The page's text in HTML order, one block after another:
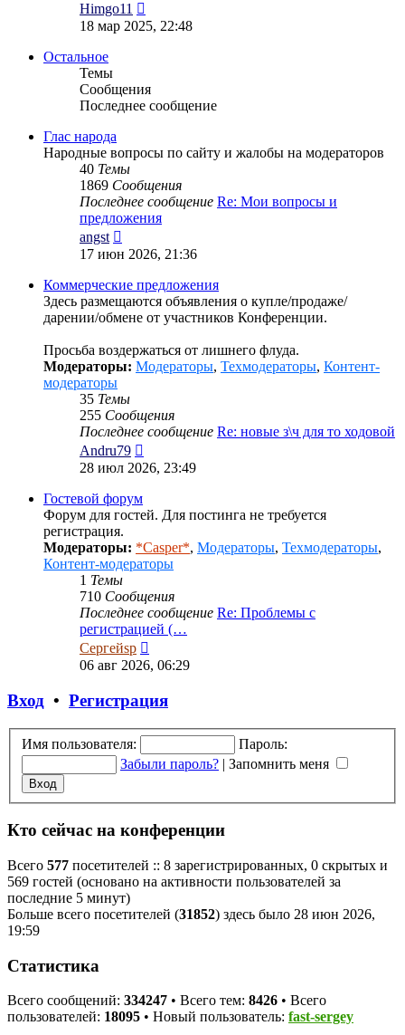
Himgo11
к
18 мар 2025, 22:48
Остальное
Темы
Сообщения
Последнее сообщение
Глас народа
Народные вопросы по сайту и жалобы на модераторов
40 Темы
1869 Сообщения
Последнее сообщение Re: Мои вопросы и
предложения
angst
к
сообщению
17 июн 2026, 21:36
Коммерческие предложения
Здесь размещаются объявления о купле/продаже/
дарении/обмене от участников Конференции.
Просьба воздержаться от лишнего флуда.
Модераторы: Модераторы, Техмодераторы, Контент-
модераторы
35 Темы
255 Сообщения
Последнее сообщение Re: новые з\ч для то ходовой
Andru79
к
28 июл 2026, 23:49
Гостевой форум
Форум для гостей. Для постинга не требуется
регистрация.
Модераторы: *Casper*, Модераторы, Техмодераторы,
Контент-модераторы
1 Темы
710 Сообщения
Последнее сообщение Re: Проблемы с
регистрацией (…
Сергейsp
к
06 авг 2026, 06:29
Вход • Регистрация
Имя пользователя:
Пароль:
Забыли пароль? | Запомнить меня
Кто сейчас на конференции
Всего 577 посетителей :: 8 зарегистрированных, 0 скрытых и
569 гостей (основано на активности пользователей за
последние 5 минут)
Больше всего посетителей (31852) здесь было 28 июн 2026,
19:59
Статистика
Всего сообщений: 334247 • Всего тем: 8426 • Всего
пользователей: 18095 • Новый пользователь: fast-sergey